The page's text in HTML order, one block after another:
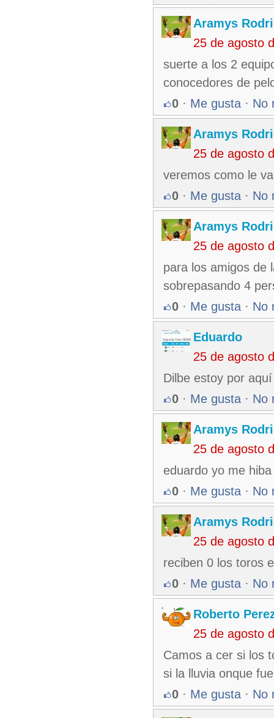
Aramys
25 de agosto
suerte a los 2
conocedores de
0 · Me gusta · No
Aramys
25 de agosto
veremos como le
0 · Me gusta · No
Aramys
25 de agosto
para los amigos de
sobrepasando 4
0 · Me gusta · No
Eduardo
25 de agosto
Dilbe estoy por
0 · Me gusta · No
Aramys
25 de agosto
eduardo yo me
0 · Me gusta · No
Aramys
25 de agosto
reciben 0 los toros
0 · Me gusta · No
Roberto
25 de agosto
Camos a cer si los
si la lluvia onque
0 · Me gusta · No